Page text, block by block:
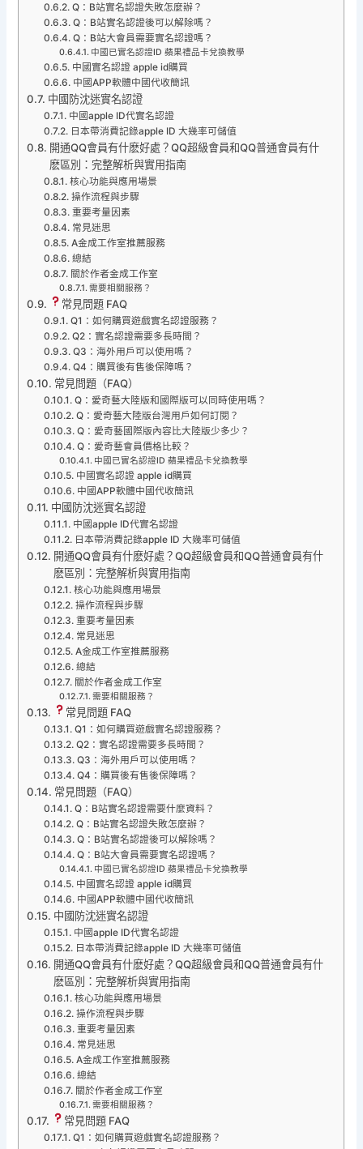
Q：B站實名認證失敗怎麼辦？
Q：B站實名認證後可以解除嗎？
Q：B站大會員需要實名認證嗎？
中國已實名認證ID 蘋果禮品卡兌換教學
中國實名認證 apple id購買
中國APP軟體中國代收簡訊
中國防沈迷實名認證
中國apple ID代實名認證
日本帶消費記錄apple ID 大幾率可儲值
開通QQ會員有什麽好處？QQ超級會員和QQ普通會員有什
麽區別：完整解析與實用指南
核心功能與應用場景
操作流程與步驟
重要考量因素
常見迷思
A金成工作室推薦服務
總結
關於作者金成工作室
需要相關服務？
常見問題 FAQ
Q1：如何購買遊戲實名認證服務？
Q2：實名認證需要多長時間？
Q3：海外用戶可以使用嗎？
Q4：購買後有售後保障嗎？
常見問題（FAQ）
Q：愛奇藝大陸版和國際版可以同時使用嗎？
Q：愛奇藝大陸版台灣用戶如何訂閱？
Q：愛奇藝國際版內容比大陸版少多少？
Q：愛奇藝會員價格比較？
中國已實名認證ID 蘋果禮品卡兌換教學
中國實名認證 apple id購買
中國APP軟體中國代收簡訊
中國防沈迷實名認證
中國apple ID代實名認證
日本帶消費記錄apple ID 大幾率可儲值
開通QQ會員有什麽好處？QQ超級會員和QQ普通會員有什
麽區別：完整解析與實用指南
核心功能與應用場景
操作流程與步驟
重要考量因素
常見迷思
A金成工作室推薦服務
總結
關於作者金成工作室
需要相關服務？
常見問題 FAQ
Q1：如何購買遊戲實名認證服務？
Q2：實名認證需要多長時間？
Q3：海外用戶可以使用嗎？
Q4：購買後有售後保障嗎？
常見問題（FAQ）
Q：B站實名認證需要什麼資料？
Q：B站實名認證失敗怎麼辦？
Q：B站實名認證後可以解除嗎？
Q：B站大會員需要實名認證嗎？
中國已實名認證ID 蘋果禮品卡兌換教學
中國實名認證 apple id購買
中國APP軟體中國代收簡訊
中國防沈迷實名認證
中國apple ID代實名認證
日本帶消費記錄apple ID 大幾率可儲值
開通QQ會員有什麽好處？QQ超級會員和QQ普通會員有什
麽區別：完整解析與實用指南
核心功能與應用場景
操作流程與步驟
重要考量因素
常見迷思
A金成工作室推薦服務
總結
關於作者金成工作室
需要相關服務？
常見問題 FAQ
Q1：如何購買遊戲實名認證服務？